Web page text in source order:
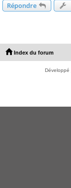
Répondre
Index du forum
Développé